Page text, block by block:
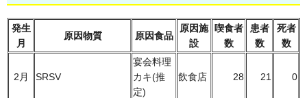
発生
月
原因物質 原因食品
原因施
設
喫食者
数
患者
数
死者
数
2月 SRSV
宴会料理
カキ(推
定)
飲食店 28 21 0